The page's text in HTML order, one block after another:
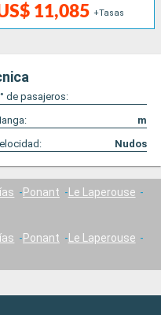
11,085 +Tasas
de pasajeros:
m
Nudos
Ponant
Le Laperouse
Ponant
Le Laperouse